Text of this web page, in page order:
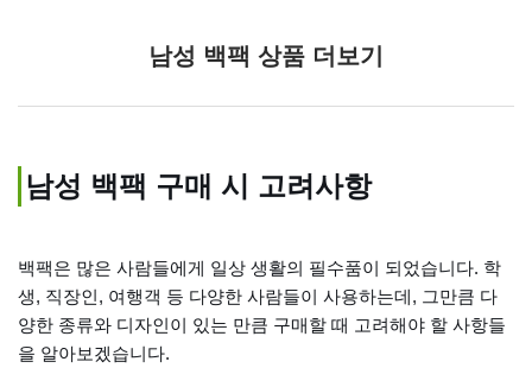
남성 백팩 상품 더보기
남성 백팩 구매 시 고려사항
백팩은 많은 사람들에게 일상 생활의 필수품이 되었습니다. 학
생, 직장인, 여행객 등 다양한 사람들이 사용하는데, 그만큼 다
양한 종류와 디자인이 있는 만큼 구매할 때 고려해야 할 사항들
을 알아보겠습니다.